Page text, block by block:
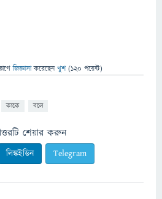
জিজ্ঞাসাকরেছেনখুশ (120 পয়েন্ট)
কাকে বলে
শেয়ার করুন
লিঙ্কইডিন Telegram